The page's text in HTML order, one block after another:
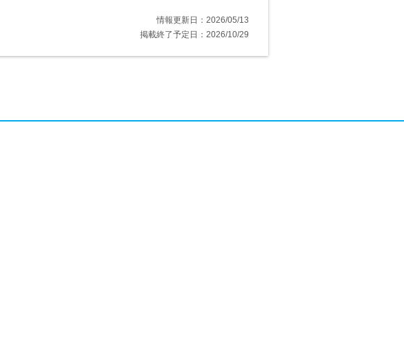
情報更新日：2026/05/13
掲載終了予定日：2026/10/29